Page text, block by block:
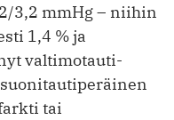
3,2 mmHg – niihin
1,4 % ja
valtimotauti­
tai